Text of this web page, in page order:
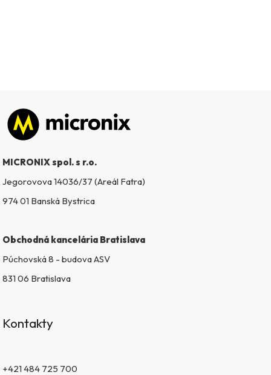
Zápätie
MICRONIX spol. s r.o.
Jegorovova 14036/37 (Areál Fatra)
974 01 Banská Bystrica
Obchodná kancelária Bratislava
Púchovská 8 - budova ASV
831 06 Bratislava
Kontakty
+421 484 725 700